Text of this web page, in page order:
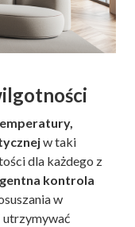
w taki
dla każdego z
kontrola
w